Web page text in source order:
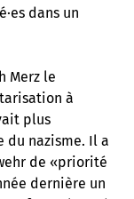
dans un
Merz le
à
plus
du nazisme. Il a
de «priorité
dernière un